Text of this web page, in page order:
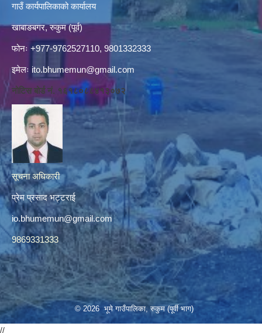
गाउँ कार्यपालिकाको कार्यालय
खाबाङबगर, रुकुम (पूर्व)
फोनः +977-9762527110, 9801332333
इमेलः ito.bhumemun@gmail.com
नोटिस बोर्ड नं. १६१८०८८४१३०७२
सूचना अधिकारी
प्रेम प्रसाद भट्टराई
io.bhumemun@gmail.com
9869331333
© 2026 भूमे गाउँपालिका, रुकुम (पूर्वी भाग)
//